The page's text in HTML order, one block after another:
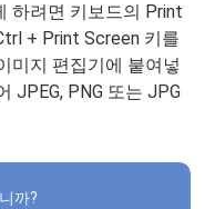
하려면 키보드의 Print
+ Print Screen 키를
미지 편집기에 붙여넣
JPEG, PNG 또는 JPG
까?